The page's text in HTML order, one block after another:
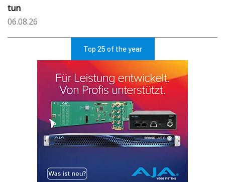
tun
06.08.26
Top 25 of the year